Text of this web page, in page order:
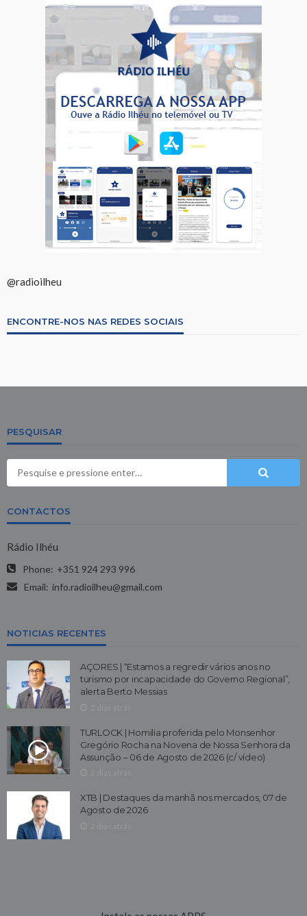
@radioilheu
ENCONTRE-NOS NAS REDES SOCIAIS
PESQUISAR
CONTACTOS
Rádio Ilhéu
Phone: +351 924 293 996
Email: info.radioilheu@gmail.com
NOTICIAS RECENTES
AÇORES | “Estamos a regredir vários anos no
turismo por incapacidade do Governo Regional”,
alerta Berto Messias
TURLOCK | Homilia proferida pelo Monsenhor
Gregório Rocha na Novena de Nossa Senhora da
Assunção – 06 de Agosto de 2026 (c/ vídeo)
XTB | Destaques da manhã nos mercados, 07 de
Agosto de 2026